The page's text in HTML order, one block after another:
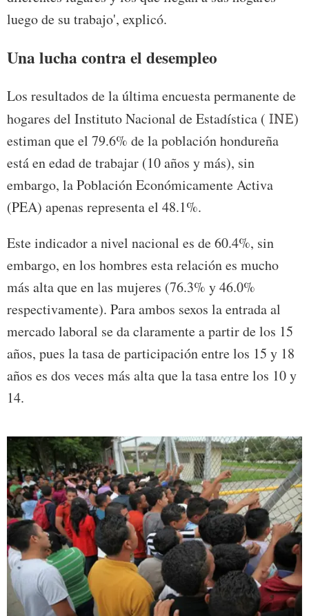
luego de su trabajo', explicó.
Una lucha contra el desempleo
Los resultados de la última encuesta permanente de
hogares del Instituto Nacional de Estadística ( INE)
estiman que el 79.6% de la población hondureña
está en edad de trabajar (10 años y más), sin
embargo, la Población Económicamente Activa
(PEA) apenas representa el 48.1%.
Este indicador a nivel nacional es de 60.4%, sin
embargo, en los hombres esta relación es mucho
más alta que en las mujeres (76.3% y 46.0%
respectivamente). Para ambos sexos la entrada al
mercado laboral se da claramente a partir de los 15
años, pues la tasa de participación entre los 15 y 18
años es dos veces más alta que la tasa entre los 10 y
14.